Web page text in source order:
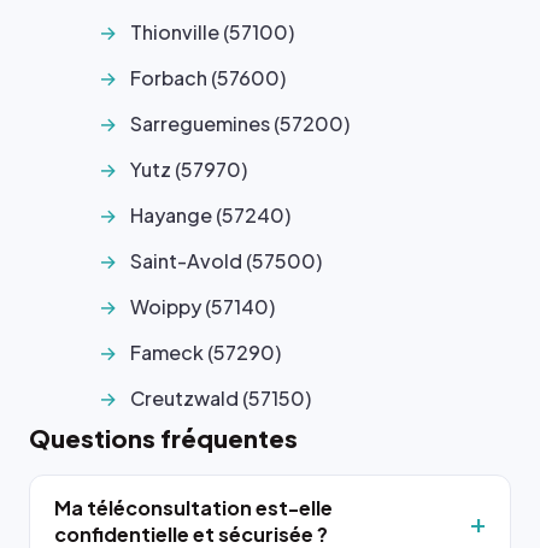
Thionville (57100)
Forbach (57600)
Sarreguemines (57200)
Yutz (57970)
Hayange (57240)
Saint-Avold (57500)
Woippy (57140)
Fameck (57290)
Creutzwald (57150)
Questions fréquentes
Ma téléconsultation est-elle
confidentielle et sécurisée ?